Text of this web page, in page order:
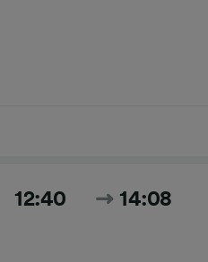
12:40 14:08